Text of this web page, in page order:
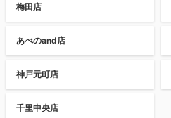
梅田店
あべのand店
神戸元町店
千里中央店